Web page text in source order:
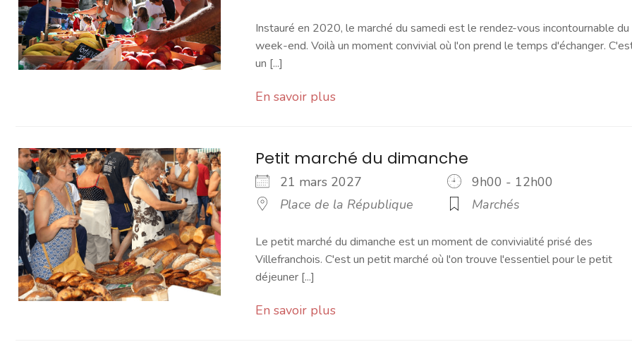
Instauré en 2020, le marché du samedi est le rendez-vous incontournable du
week-end. Voilà un moment convivial où l'on prend le temps d'échanger.
un [...]
En savoir plus
Petit marché du dimanche
21 mars 2027
9h00 - 12h00
Place de la République
Marchés
Le petit marché du dimanche est un moment de convivialité prisé des
Villefranchois. C'est un petit marché où l'on trouve l'essentiel pour le petit
déjeuner [...]
En savoir plus